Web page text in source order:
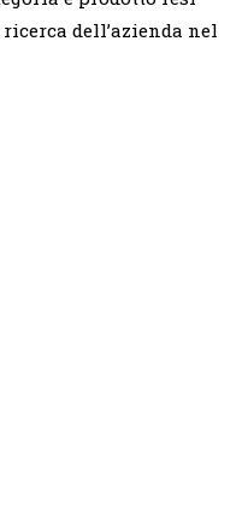
dell’azienda nel